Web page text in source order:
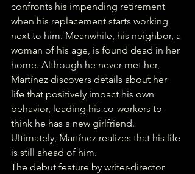
confronts his impending retirement
when his replacement starts working
next to him. Meanwhile, his neighbor, a
woman of his age, is found dead in her
home. Although he never met her,
Martínez discovers details about her
life that positively impact his own
behavior, leading his co-workers to
think he has a new girlfriend.
Ultimately, Martínez realizes that his life
is still ahead of him.
The debut feature by writer-director